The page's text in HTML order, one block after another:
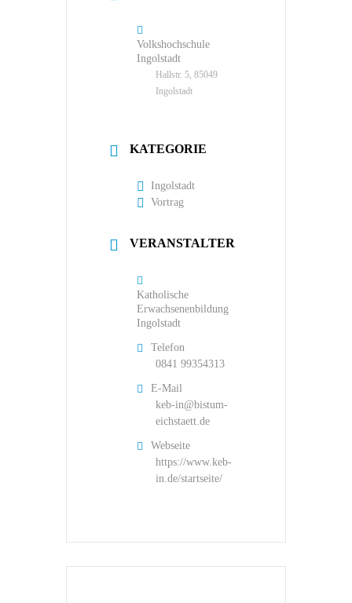
Volkshochschule
Ingolstadt
Hallstr. 5, 85049
Ingolstadt
KATEGORIE
Ingolstadt
Vortrag
VERANSTALTER
Katholische
Erwachsenenbildung
Ingolstadt
Telefon
0841 99354313
E-Mail
keb-in@bistum-
eichstaett.de
Webseite
https://www.keb-
in.de/startseite/